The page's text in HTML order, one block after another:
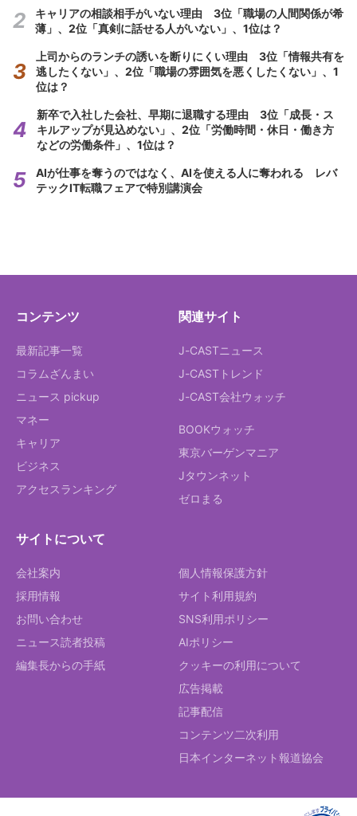
キャリアの相談相手がいない理由 3位「職場の人間関係が希
薄」、2位「真剣に話せる人がいない」、1位は？
上司からのランチの誘いを断りにくい理由 3位「情報共有を
逃したくない」、2位「職場の雰囲気を悪くしたくない」、1
位は？
新卒で入社した会社、早期に退職する理由 3位「成長・ス
キルアップが見込めない」、2位「労働時間・休日・働き方
などの労働条件」、1位は？
AIが仕事を奪うのではなく、AIを使える人に奪われる レバ
テックIT転職フェアで特別講演会
コンテンツ
最新記事一覧
コラムざんまい
ニュース pickup
マネー
キャリア
ビジネス
アクセスランキング
関連サイト
J-CASTニュース
J-CASTトレンド
J-CAST会社ウォッチ
BOOKウォッチ
東京バーゲンマニア
Jタウンネット
ゼロまる
サイトについて
会社案内
採用情報
お問い合わせ
ニュース読者投稿
編集長からの手紙
個人情報保護方針
サイト利用規約
SNS利用ポリシー
AIポリシー
クッキーの利用について
広告掲載
記事配信
コンテンツ二次利用
日本インターネット報道協会